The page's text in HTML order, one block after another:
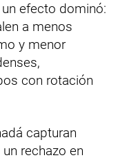
efecto dominó:
a menos
y menor
con rotación
capturan
rechazo en